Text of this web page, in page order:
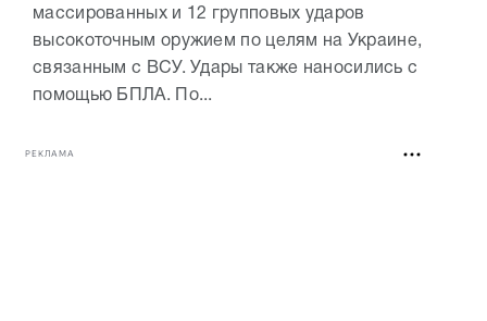
массированных и 12 групповых ударов
высокоточным оружием по целям на Украине,
связанным с ВСУ. Удары также наносились с
помощью БПЛА. По...
РЕКЛАМА